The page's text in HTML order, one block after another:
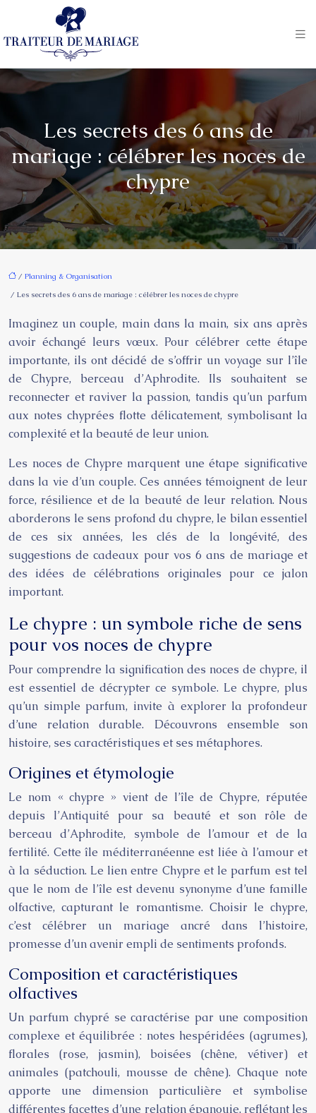
Les secrets des 6 ans de
mariage : célébrer les noces de
chypre
/ Planning & Organisation
/ Les secrets des 6 ans de mariage : célébrer les noces de chypre
Imaginez un couple, main dans la main, six ans après
avoir échangé leurs vœux. Pour célébrer cette étape
importante, ils ont décidé de s’offrir un voyage sur l’île
de Chypre, berceau d’Aphrodite. Ils souhaitent se
reconnecter et raviver la passion, tandis qu’un parfum
aux notes chyprées flotte délicatement, symbolisant la
complexité et la beauté de leur union.
Les noces de Chypre marquent une étape significative
dans la vie d’un couple. Ces années témoignent de leur
force, résilience et de la beauté de leur relation. Nous
aborderons le sens profond du chypre, le bilan essentiel
de ces six années, les clés de la longévité, des
suggestions de cadeaux pour vos 6 ans de mariage et
des idées de célébrations originales pour ce jalon
important.
Le chypre : un symbole riche de sens
pour vos noces de chypre
Pour comprendre la signification des noces de chypre, il
est essentiel de décrypter ce symbole. Le chypre, plus
qu’un simple parfum, invite à explorer la profondeur
d’une relation durable. Découvrons ensemble son
histoire, ses caractéristiques et ses métaphores.
Origines et étymologie
Le nom « chypre » vient de l’île de Chypre, réputée
depuis l’Antiquité pour sa beauté et son rôle de
berceau d’Aphrodite, symbole de l’amour et de la
fertilité. Cette île méditerranéenne est liée à l’amour et
à la séduction. Le lien entre Chypre et le parfum est tel
que le nom de l’île est devenu synonyme d’une famille
olfactive, capturant le romantisme. Choisir le chypre,
c’est célébrer un mariage ancré dans l’histoire,
promesse d’un avenir empli de sentiments profonds.
Composition et caractéristiques
olfactives
Un parfum chypré se caractérise par une composition
complexe et équilibrée : notes hespéridées (agrumes),
florales (rose, jasmin), boisées (chêne, vétiver) et
animales (patchouli, mousse de chêne). Chaque note
apporte une dimension particulière et symbolise
différentes facettes d’une relation épanouie, reflétant les